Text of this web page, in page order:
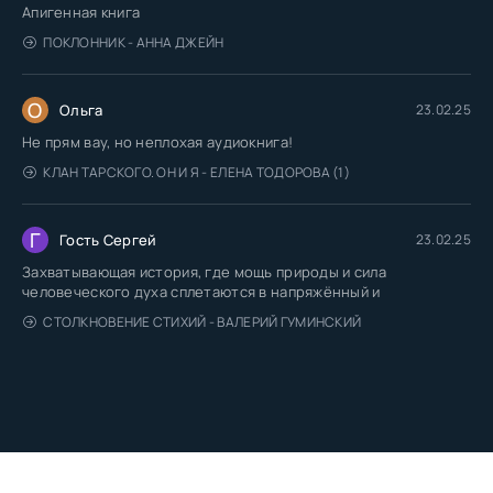
Апигенная книга
ПОКЛОННИК - АННА ДЖЕЙН
О Ольга 23.02.25
Не прям вау, но неплохая аудиокнига!
КЛАН ТАРСКОГО. ОН И Я - ЕЛЕНА ТОДОРОВА (1)
Г Гость Сергей 23.02.25
Захватывающая история, где мощь природы и сила
человеческого духа сплетаются в напряжённый и
СТОЛКНОВЕНИЕ СТИХИЙ - ВАЛЕРИЙ ГУМИНСКИЙ